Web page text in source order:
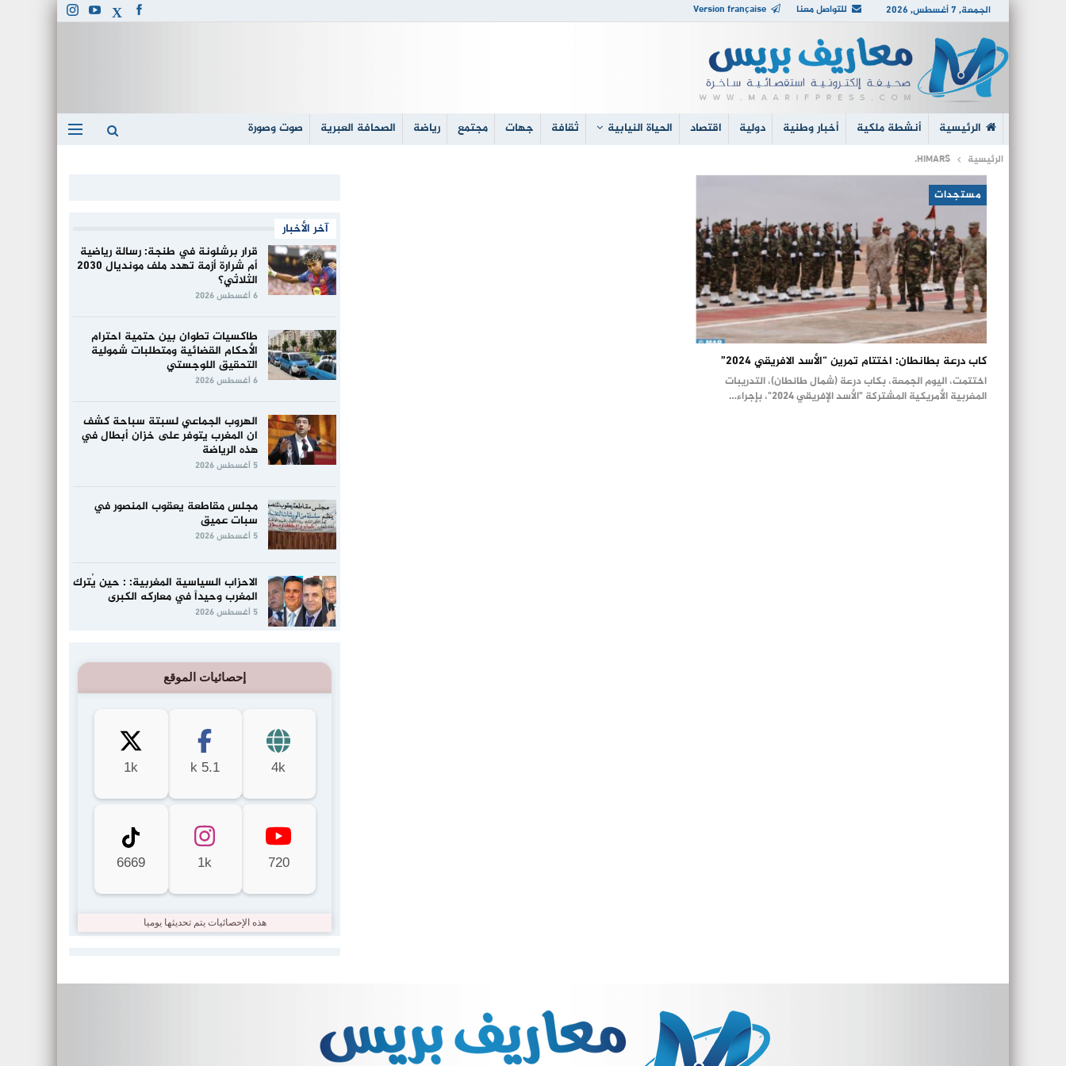
الجمعة, 7 أغسطس, 2026 للتواصل معنا Version française
الرئيسية أنشطة ملكية أخبار وطنية دولية اقتصاد الحياة النيابية ثقافة جهات مجتمع رياضة الصحافة العبرية صوت وصورة
الرئيسية HIMARS.
مستجدات
كاب درعة بطانطان: اختتام تمرين “الأسد الافريقي 2024”
اختتمت، اليوم الجمعة، بكاب درعة (شمال طانطان)، التدريبات
المغربية الأمريكية المشتركة "الأسد الإفريقي 2024"، بإجراء…
آخر الأخبار
قرار برشلونة في طنجة: رسالة رياضية
أم شرارة أزمة تهدد ملف مونديال 2030
الثلاثي؟
6 أغسطس 2026
طاكسيات تطوان بين حتمية احترام
الأحكام القضائية ومتطلبات شمولية
التحقيق اللوجستي
6 أغسطس 2026
الهروب الجماعي لسبتة سباحة كشف
ان المغرب يتوفر على خزان أبطال في
هذه الرياضة
5 أغسطس 2026
مجلس مقاطعة يعقوب المنصور في
سبات عميق
5 أغسطس 2026
الاحزاب السياسية المغربية: : حين يُترك
المغرب وحيداً في معاركه الكبرى
5 أغسطس 2026
إحصائيات الموقع
4k
5.1 k
1k
720
1k
6669
هذه الإحصائيات يتم تحديثها يوميا